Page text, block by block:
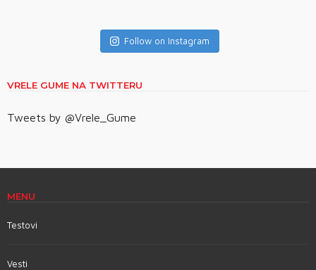
Follow on Instagram
VRELE GUME NA TWITTERU
Tweets by @Vrele_Gume
MENU
Testovi
Vesti